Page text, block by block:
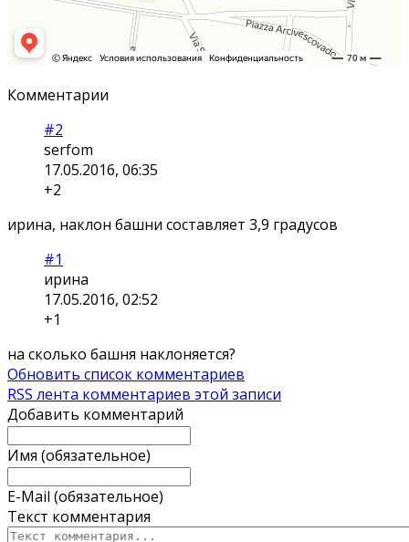
Комментарии
#2
serfom
17.05.2016, 06:35
+2
ирина, наклон башни составляет 3,9 градусов
#1
ирина
17.05.2016, 02:52
+1
на сколько башня наклоняется?
Обновить список комментариев
RSS лента комментариев этой записи
Добавить комментарий
Имя (обязательное)
E-Mail (обязательное)
Текст комментария